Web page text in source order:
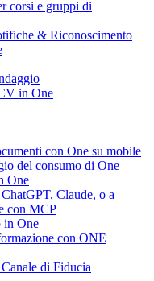
corsi e gruppi di
& Riconoscimento
in One
con One su mobile
del consumo di One
One
Claude, o a
con MCP
in One
con ONE
di Fiducia